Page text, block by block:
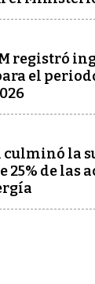
registró
el
la
25% de las